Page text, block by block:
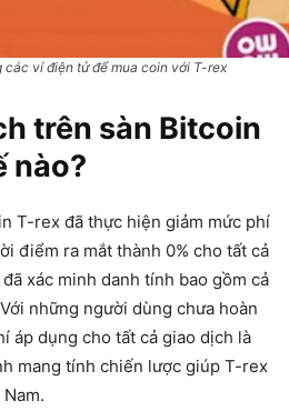
các ví điện tử để mua coin với T-rex
trên sàn Bitcoin
nào?
T-rex đã thực hiện giảm mức phí
điểm ra mắt thành 0% cho tất cả
xác minh danh tính bao gồm cả
những người dùng chưa hoàn
áp dụng cho tất cả giao dịch là
mang tính chiến lược giúp T-rex